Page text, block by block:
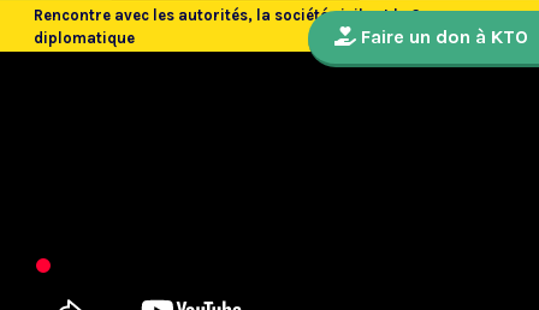
Rencontre avec les autorités, la société civile et le Corps
diplomatique
Faire un don à KTO